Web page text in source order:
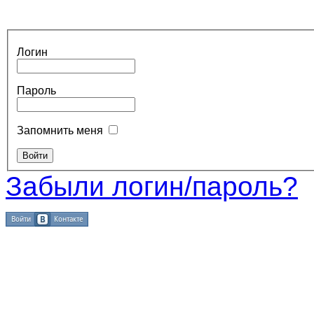
Логин
Пароль
Запомнить меня
Забыли логин/пароль?